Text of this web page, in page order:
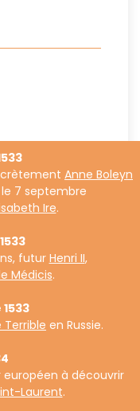
Anne Boleyn
7 septembre
Ire.
futur Henri II,
Médicis.
Terrible en Russie.
à découvrir
Laurent.